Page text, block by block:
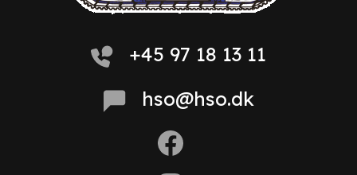
+45 97 18 13 11
hso@hso.dk